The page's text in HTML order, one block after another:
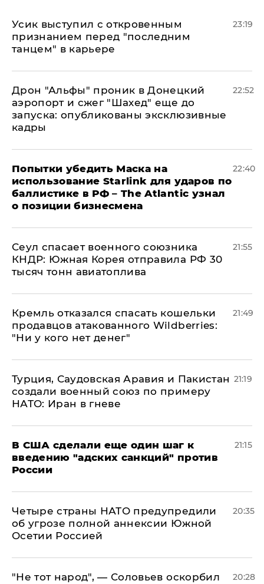
Усик выступил с откровенным
признанием перед "последним
танцем" в карьере
23:19
Дрон "Альфы" проник в Донецкий
аэропорт и сжег "Шахед" еще до
запуска: опубликованы эксклюзивные
кадры
22:52
Попытки убедить Маска на
использование Starlink для ударов по
баллистике в РФ – The Atlantic узнал
о позиции бизнесмена
22:40
​Сеул спасает военного союзника
КНДР: Южная Корея отправила РФ 30
тысяч тонн авиатоплива
21:55
Кремль отказался спасать кошельки
продавцов атакованного Wildberries:
"Ни у кого нет денег"
21:49
Турция, Саудовская Аравия и Пакистан
создали военный союз по примеру
НАТО: Иран в гневе
21:19
В США сделали еще один шаг к
введению "адских санкций" против
России
21:15
Четыре страны НАТО предупредили
об угрозе полной аннексии Южной
Осетии Россией
20:35
​"Не тот народ", — Соловьев оскорбил
20:28